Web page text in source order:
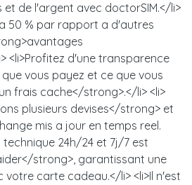
de l'argent avec doctorSIM.</li>
50 % par rapport a d'autres
<li>Profitez d'une transparence
vous payez et ce que vous
frais cache</strong>.</li> <li>
plusieurs devises</strong> et
mis a jour en temps reel.
24h/24 et 7j/7 est
strong>, garantissant une
votre carte cadeau.</li> <li>Il n'est